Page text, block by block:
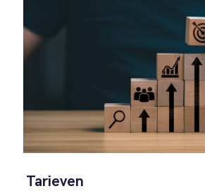
Tarieven